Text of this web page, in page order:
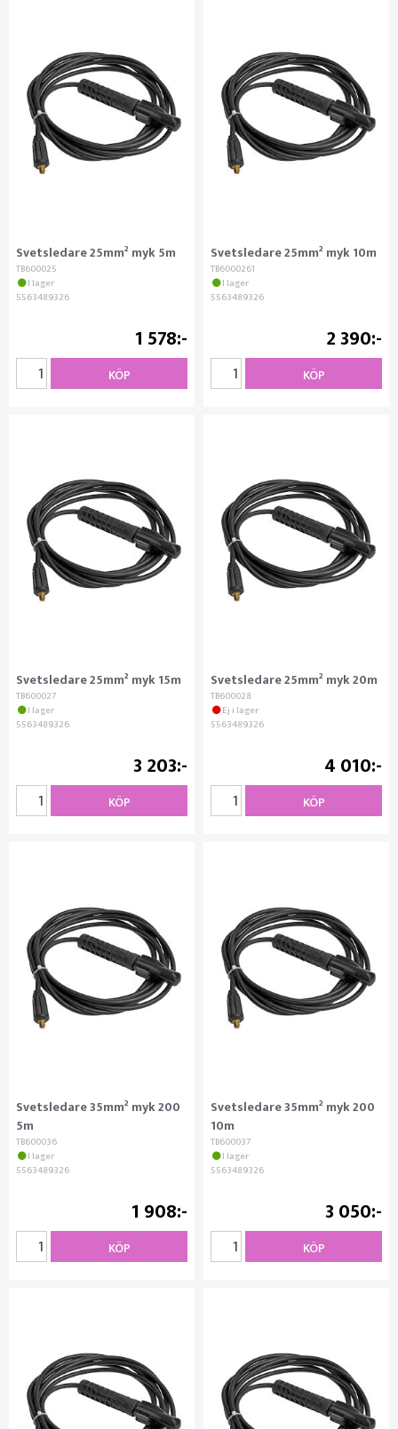
Svetsledare 25mm² myk 5m
TB600025
I lager
5563489326
1 578
KÖP
Svetsledare 25mm² myk 10m
TB6000261
I lager
5563489326
2 390
KÖP
Svetsledare 25mm² myk 15m
TB600027
I lager
5563489326
3 203
KÖP
Svetsledare 25mm² myk 20m
TB600028
Ej i lager
5563489326
4 010
KÖP
Svetsledare 35mm² myk 200
5m
TB600036
I lager
5563489326
1 908
KÖP
Svetsledare 35mm² myk 200
10m
TB600037
I lager
5563489326
3 050
KÖP